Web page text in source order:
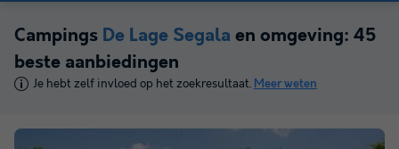
Campings De Lage Segala en omgeving: 45
beste aanbiedingen
Je hebt zelf invloed op het zoekresultaat. Meer weten